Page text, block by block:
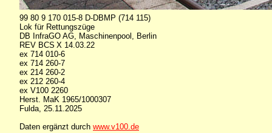
99 80 9 170 015-8 D-DBMP (714 115)
Lok für Rettungszüge
DB InfraGO AG, Maschinenpool, Berlin
REV BCS X 14.03.22
ex 714 010-6
ex 714 260-7
ex 214 260-2
ex 212 260-4
ex V100 2260
Herst. MaK 1965/1000307
Fulda, 25.11.2025
Daten ergänzt durch www.v100.de